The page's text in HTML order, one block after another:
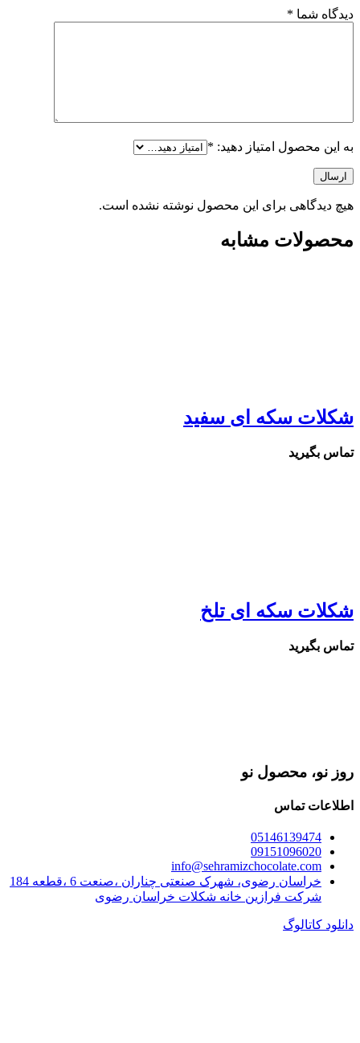
دیدگاه شما *
به این محصول امتیاز دهید: *
ارسال
هیچ دیدگاهی برای این محصول نوشته نشده است.
محصولات مشابه
شکلات سکه ای سفید
تماس بگیرید
شکلات سکه ای تلخ
تماس بگیرید
روز نو، محصول نو
اطلاعات تماس
05146139474
09151096020
info@sehramizchocolate.com
خراسان رضوی، شهرک صنعتی چناران ،صنعت 6 ،قطعه 184
شرکت فرازین خانه شکلات خراسان رضوی
دانلود کاتالوگ